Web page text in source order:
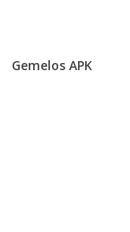
Gemelos APK